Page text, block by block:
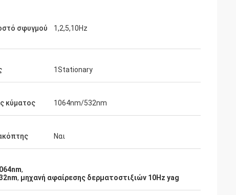
σφυγμού 1,2,5,10Hz
1Stationary
κύματος 1064nm/532nm
Ναι
,
, μηχανή αφαίρεσης δερματοστιξιών 10Hz yag